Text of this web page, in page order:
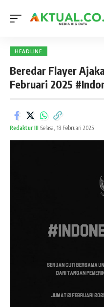
HEADLINE
Beredar Flayer
Februari 2025
Redaktur III Selasa, 18 Februari 2025